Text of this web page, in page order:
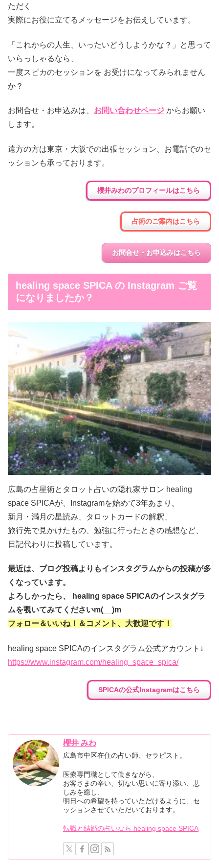
ただく
実際にお役に立てるメッセージをお伝えしています。
「これからの人生、いったいどうしようかな？」と思って
いらっしゃるなら、
一度スピカのセッションを お受けになってみられません
か？
お問合せ・お申込みは、 お問い合わせページ からお願い
します。
遠方の方は東京・大阪での出張セッション、お電話でのセ
ッションも承っております。
櫻井みわのプロフィールはこちら
占術のご案内はこちら
お問合せ・お申込みはこちら
healing space SPICA の Instagram ご覧
になりましたか？
広島の占星術とタロット占いの隠れ家サロン healing
space SPICAが、Instagramを始めて3年あまり。
新月・満月の星読み、タロットカードの解釈、
旅行先で見かけたもの、勉強に行ったときの感想など、
日記代わりに投稿しています。
最近は、ブログ投稿よりもインスタグラムからの投稿が多
くなっています。
よろしかったら、 healing space SPICAのインスタグラ
ムを覗いてみてくださいm(__)m
フォロー＆いいね！＆コメント、 大歓迎です！
healing space SPICAのインスタグラム公式アカウント↓
https://www.instagram.com/healing_space_spica/
SPICAの公式Instagramはこちら
櫻井 みわ
広島市中区在住の占い師、セラピスト。
医療専門職として働きながら、
お客さまの辛い、切ない思いに寄り添い、悲
しみを癒し、
明日への希望を持っていただけるように、セ
ッションさせていただいております。
転職と結婚の占いなら healing space SPICA